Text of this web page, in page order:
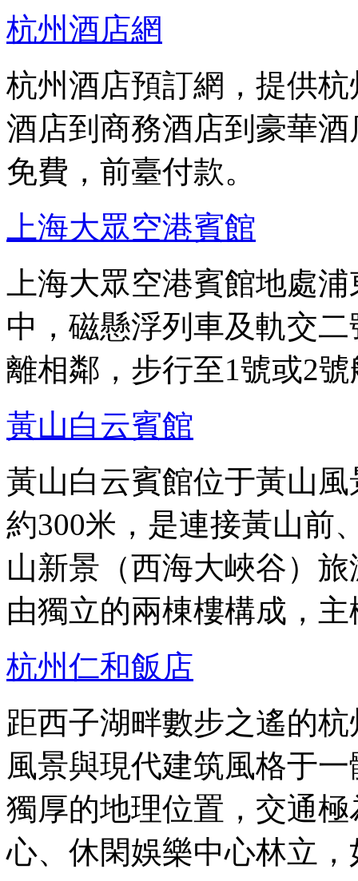
杭州酒店網
杭州酒店預訂網，提供
酒店到商務酒店到豪華
免費，前臺付款。
上海大眾空港賓館
上海大眾空港賓館地處
中，磁懸浮列車及軌交
離相鄰，步行至1號或2
黃山白云賓館
黃山白云賓館位于黃山
約300米，是連接黃山前
山新景（西海大峽谷）
由獨立的兩棟樓構成，
杭州仁和飯店
距西子湖畔數步之遙的
風景與現代建筑風格于
獨厚的地理位置，交通
心、休閑娛樂中心林立